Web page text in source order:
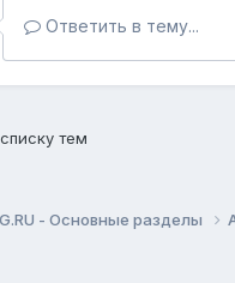
Ответить в тему...
тем
- Основные разделы